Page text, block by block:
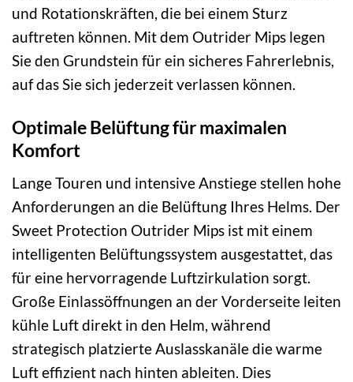
und Rotationskräften, die bei einem Sturz
auftreten können. Mit dem Outrider Mips legen
Sie den Grundstein für ein sicheres Fahrerlebnis,
auf das Sie sich jederzeit verlassen können.
Optimale Belüftung für maximalen
Komfort
Lange Touren und intensive Anstiege stellen hohe
Anforderungen an die Belüftung Ihres Helms. Der
Sweet Protection Outrider Mips ist mit einem
intelligenten Belüftungssystem ausgestattet, das
für eine hervorragende Luftzirkulation sorgt.
Große Einlassöffnungen an der Vorderseite leiten
kühle Luft direkt in den Helm, während
strategisch platzierte Auslasskanäle die warme
Luft effizient nach hinten ableiten. Dies